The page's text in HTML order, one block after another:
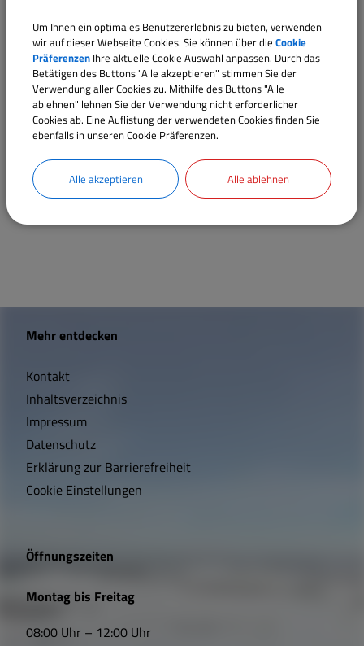
Verantwortliche Behörde
Sachgebiete
Abteilung 3 / Bürger- und Bauamt
Sachgebiet 30 / Bürgeramt, Öffentliche Sicherheit
und Ordnung
W
c
h
t
i
e
L
Mehr entdecken
Kontakt
Inhaltsverzeichnis
Impressum
Datenschutz
Erklärung zur Barrierefreiheit
Cookie Einstellungen
Öffnungszeiten
Montag bis Freitag
08:00 Uhr – 12:00 Uhr
Um Ihnen ein optimales Benutzererlebnis zu bieten, verwenden
wir auf dieser Webseite Cookies. Sie können über die Cookie
Präferenzen Ihre aktuelle Cookie Auswahl anpassen. Durch das
Betätigen des Buttons "Alle akzeptieren" stimmen Sie der
Verwendung aller Cookies zu. Mithilfe des Buttons "Alle
ablehnen" lehnen Sie der Verwendung nicht erforderlicher
Cookies ab. Eine Auflistung der verwendeten Cookies finden Sie
ebenfalls in unseren Cookie Präferenzen.
Alle akzeptieren Alle ablehnen